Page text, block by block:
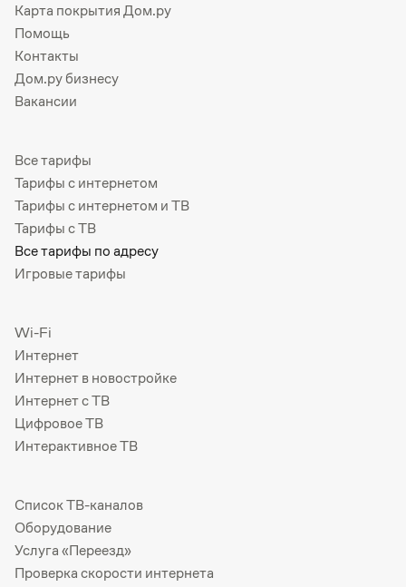
Карта покрытия Дом.ру
Помощь
Контакты
Дом.ру бизнесу
Вакансии
Все тарифы
Тарифы с интернетом
Тарифы с интернетом и ТВ
Тарифы с ТВ
Все тарифы по адресу
Игровые тарифы
Wi-Fi
Интернет
Интернет в новостройке
Интернет с ТВ
Цифровое ТВ
Интерактивное ТВ
Список ТВ-каналов
Оборудование
Услуга «Переезд»
Проверка скорости интернета